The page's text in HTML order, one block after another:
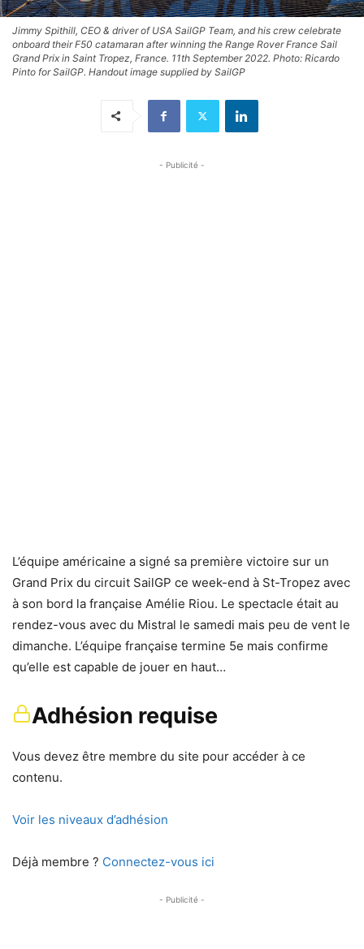
Jimmy Spithill, CEO & driver of USA SailGP Team, and his crew celebrate
onboard their F50 catamaran after winning the Range Rover France Sail
Grand Prix in Saint Tropez, France. 11th September 2022. Photo: Ricardo
Pinto for SailGP. Handout image supplied by SailGP
- Publicité -
L’équipe américaine a signé sa première victoire sur un
Grand Prix du circuit SailGP ce week-end à St-Tropez avec
à son bord la française Amélie Riou. Le spectacle était au
rendez-vous avec du Mistral le samedi mais peu de vent le
dimanche. L’équipe française termine 5e mais confirme
qu’elle est capable de jouer en haut…
Adhésion requise
Vous devez être membre du site pour accéder à ce
contenu.
Voir les niveaux d’adhésion
Déjà membre ? Connectez-vous ici
- Publicité -